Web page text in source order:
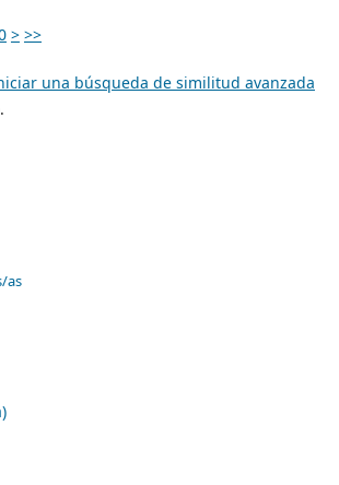
> >>
una búsqueda de similitud avanzada
as